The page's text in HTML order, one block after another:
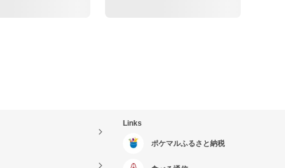
Links
ポケマルふるさと納税